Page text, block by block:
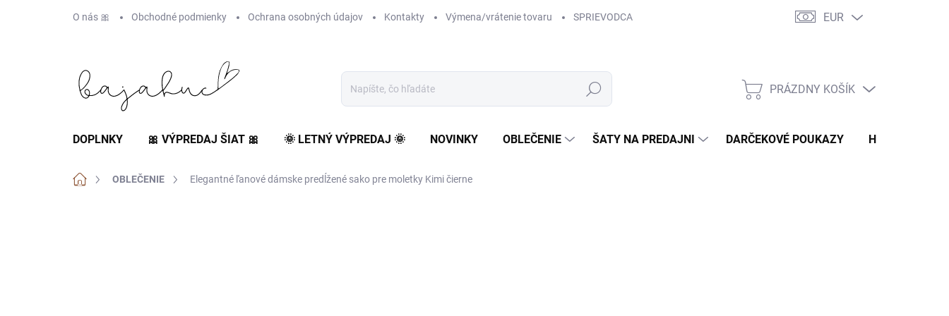
O nás 🎀 Obchodné podmienky Ochrana osobných údajov Kontakty Výmena/vrátenie tovaru SPRIEVODCA PRE MOLETKY – TYPY POSTAVY DOPRAVA A PLATBA
EUR
Hľadať
NÁKUPNÝ
PRÁZDNY KOŠÍK
DOPLNKY 🎀 VÝPREDAJ ŠIAT 🎀 🌞 LETNÝ VÝPREDAJ 🌞 NOVINKY OBLEČENIE ŠATY NA PREDAJNI DARČEKOVÉ POUKAZY HODNOTENIE
DomovOBLEČENIE Elegantné ľanové dámske predĺžené sako pre moletky Kimi čierne